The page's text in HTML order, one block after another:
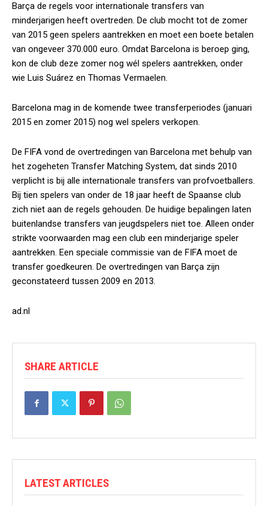
Barça de regels voor internationale transfers van
minderjarigen heeft overtreden. De club mocht tot de zomer
van 2015 geen spelers aantrekken en moet een boete betalen
van ongeveer 370.000 euro. Omdat Barcelona is beroep ging,
kon de club deze zomer nog wél spelers aantrekken, onder
wie Luis Suárez en Thomas Vermaelen.
Barcelona mag in de komende twee transferperiodes (januari
2015 en zomer 2015) nog wel spelers verkopen.
De FIFA vond de overtredingen van Barcelona met behulp van
het zogeheten Transfer Matching System, dat sinds 2010
verplicht is bij alle internationale transfers van profvoetballers.
Bij tien spelers van onder de 18 jaar heeft de Spaanse club
zich niet aan de regels gehouden. De huidige bepalingen laten
buitenlandse transfers van jeugdspelers niet toe. Alleen onder
strikte voorwaarden mag een club een minderjarige speler
aantrekken. Een speciale commissie van de FIFA moet de
transfer goedkeuren. De overtredingen van Barça zijn
geconstateerd tussen 2009 en 2013.
ad.nl
SHARE ARTICLE
LATEST ARTICLES